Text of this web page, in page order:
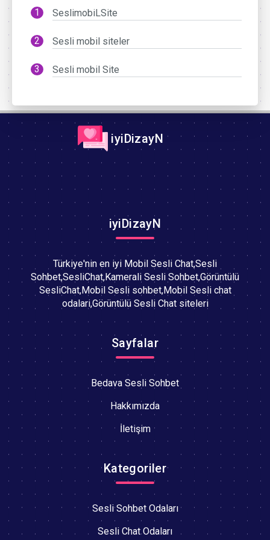
SeslimobiLSite
Sesli mobil siteler
Sesli mobil Site
iyiDizayN
iyiDizayN
Türkiye'nin en iyi Mobil Sesli Chat,Sesli
Sohbet,SesliChat,Kamerali Sesli Sohbet,Görüntülü
SesliChat,Mobil Sesli sohbet,Mobil Sesli chat
odalari,Görüntülü Sesli Chat siteleri
Sayfalar
Bedava Sesli Sohbet
Hakkımızda
İletişim
Kategoriler
Sesli Sohbet Odaları
Sesli Chat Odaları